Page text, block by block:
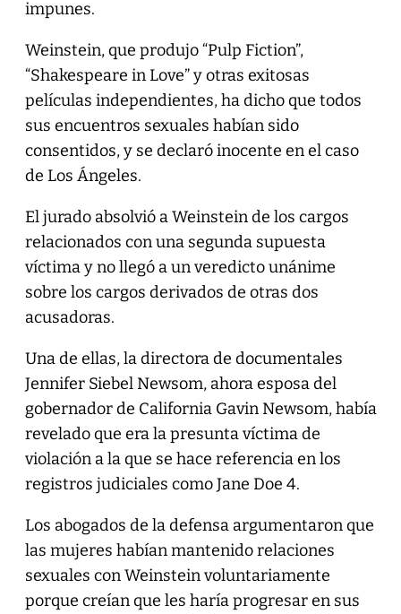
impunes.
Weinstein, que produjo “Pulp Fiction”,
“Shakespeare in Love” y otras exitosas
películas independientes, ha dicho que todos
sus encuentros sexuales habían sido
consentidos, y se declaró inocente en el caso
de Los Ángeles.
El jurado absolvió a Weinstein de los cargos
relacionados con una segunda supuesta
víctima y no llegó a un veredicto unánime
sobre los cargos derivados de otras dos
acusadoras.
Una de ellas, la directora de documentales
Jennifer Siebel Newsom, ahora esposa del
gobernador de California Gavin Newsom, había
revelado que era la presunta víctima de
violación a la que se hace referencia en los
registros judiciales como Jane Doe 4.
Los abogados de la defensa argumentaron que
las mujeres habían mantenido relaciones
sexuales con Weinstein voluntariamente
porque creían que les haría progresar en sus